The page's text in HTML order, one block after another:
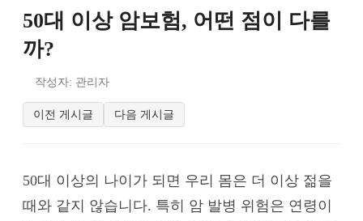
50대 이상 암보험, 어떤 점이 다를
까?
작성자: 관리자
이전 게시글 다음 게시글
50대 이상의 나이가 되면 우리 몸은 더 이상 젊을
때와 같지 않습니다. 특히 암 발병 위험은 연령이